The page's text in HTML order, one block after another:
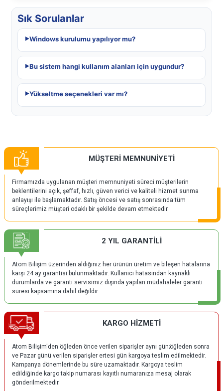
Sık Sorulanlar
Windows kurulumu yapılıyor mu?
Bu sistem hangi kullanım alanları için uygundur?
Yükseltme seçenekleri var mı?
MÜŞTERİ MEMNUNİYETİ
Firmamızda uygulanan müşteri memnuniyeti süreci müşterilerin
beklentilerini açık, şeffaf, hızlı, güven verici ve kaliteli hizmet sunma
anlayışı ile başlamaktadır. Satış öncesi ve satış sonrasında tüm
süreçlerimiz müşteri odaklı bir şekilde devam etmektedir.
2 YIL GARANTİLİ
Atom Bilişim üzerinden aldığınız her ürünün üretim ve bileşen hatalarına
karşı 24 ay garantisi bulunmaktadır. Kullanıcı hatasından kaynaklı
durumlarda ve garanti servisimiz dışında yapılan müdahaleler garanti
süresi kapsamına dahil değildir.
KARGO HİZMETİ
Atom Bilişim'den öğleden önce verilen siparişler aynı gün;öğleden sonra
ve Pazar günü verilen siparişler ertesi gün kargoya teslim edilmektedir.
Kampanya dönemlerinde bu süre uzamaktadır. Kargoya teslim
edildiğinde kargo takip numarası kayıtlı numaranıza mesaj olarak
gönderilmektedir.